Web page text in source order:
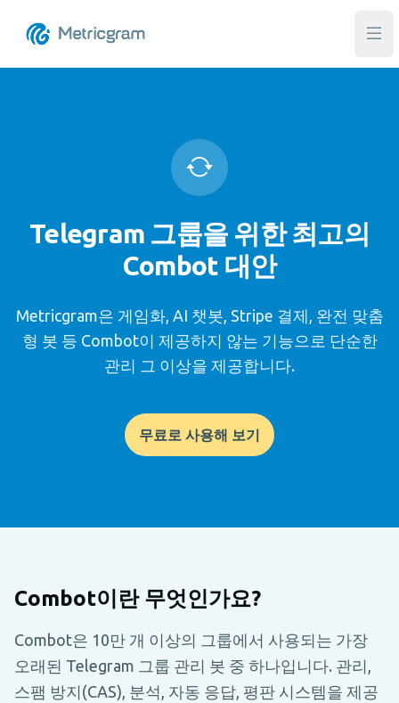
메
Telegram 그룹을 위한 최고의
Combot 대안
Metricgram은 게임화, AI 챗봇, Stripe 결제, 완전 맞춤
형 봇 등 Combot이 제공하지 않는 기능으로 단순한
관리 그 이상을 제공합니다.
무료로 사용해 보기
Combot이란 무엇인가요?
Combot은 10만 개 이상의 그룹에서 사용되는 가장
오래된 Telegram 그룹 관리 봇 중 하나입니다. 관리,
스팸 방지(CAS), 분석, 자동 응답, 평판 시스템을 제공